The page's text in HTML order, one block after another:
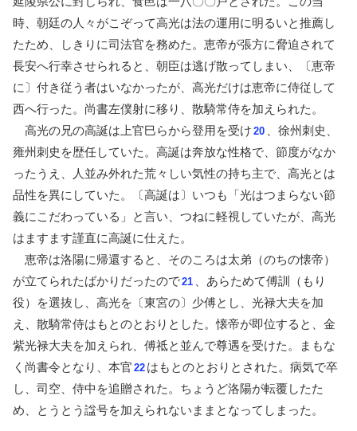
時、朝廷の人々がこぞって高光は法の運用に明るいと推薦し
たため、しきりに司法官を務めた。恵帝が張方に脅迫されて
長安へ行幸させられると、朝臣は逃げ散ってしまい、〔恵帝
に〕付き従う者はいなかったが、高光だけは恵帝に侍従して
西へ行った。尚書左僕射に移り、散騎常侍を加えられた。
高光の兄の高誕は上官巳らから登用を受け 20
、徐州刺史、
雍州刺史を歴任していた。高誕は奔放な性格で、節度がなか
ったうえ、人並み外れた荒々しい気性の持ち主で、高光とは
品性を異にしていた。〔高誕は〕いつも「光はつまらない節
義にこだわっている」と言い、つねに軽視していたが、高光
はますます謹直に高誕に仕えた。
恵帝は洛陽に帰還すると、そのころは太弟（のちの懐帝）
が立てられたばかりだったので21
、あらためて傅訓（もり
役）を選抜し、高光を〔東宮の〕少傅とし、光禄大夫を加
え、散騎常侍はもとのとおりとした。懐帝が即位すると、金
紫光禄大夫を加えられ、傅祗と並んで尊遇を受けた。まもな
く尚書令となり、本官 22 はもとのとおりとされた。病気で卒
し、司空、侍中を追贈された。ちょうど洛陽が転覆したた
め、とうとう諡号を加えられないままとなってしまった。